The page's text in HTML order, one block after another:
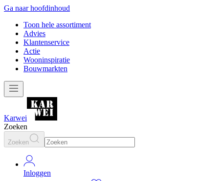
Ga naar hoofdinhoud
Toon hele assortiment
Advies
Klantenservice
Actie
Wooninspiratie
Bouwmarkten
Karwei
Zoeken
Zoeken
Inloggen